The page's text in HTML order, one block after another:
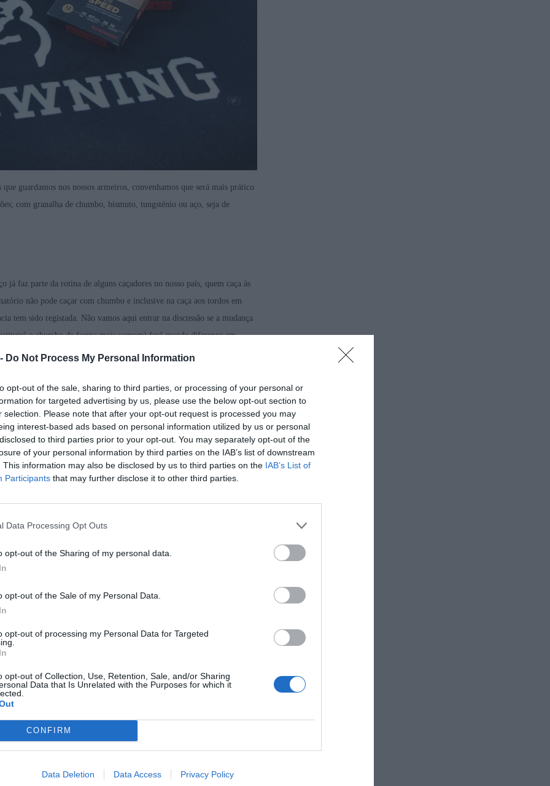
Do Not Process My Personal Information
opt-out of the sale, sharing to third parties, or processing of your personal or
for targeted advertising by us, please use the below opt-out section to
selection. Please note that after your opt-out request is processed you may
interest-based ads based on personal information utilized by us or personal
to third parties prior to your opt-out. You may separately opt-out of the
of your personal information by third parties on the IAB’s list of downstream
This information may also be disclosed by us to third parties on the IAB’s List of
Participants that may further disclose it to other third parties.
Data Processing Opt Outs
opt-out of the Sharing of my personal data.
opt-out of the Sale of my Personal Data.
opt-out of processing my Personal Data for Targeted
opt-out of Collection, Use, Retention, Sale, and/or Sharing
Data that Is Unrelated with the Purposes for which it
CONFIRM
Data Deletion Data Access Privacy Policy
guardamos nos nossos armeiros, convenhamos que será mais prático
com granalha de chumbo, bismuto, tungsténio ou aço, seja de
já faz parte da rotina de alguns caçadores no nosso país, quem caça às
não pode caçar com chumbo e inclusive na caça aos tordos em
tem sido registada. Não vamos aqui entrar na discussão se a mudança
o chumbo de forma mais comum) fará grande diferença em
ter de lidar com esta situação. Ainda não sabemos bem a que nível,
de ter em conta pelo menos mais um critério se pensarmos adquirir
aço sem restrições.
tempos uma maior oferta de munições alternativas no mercado e – esta
com valores para as cargas com aço muito próximo dos
Encontramos nas espingardas de caça em calibre 12 disponíveis no
olímpicas e de Fosso;
vocacionadas para a caça de aves aquáticas de grande porte
cada vez mais espingardas com câmara de 89 milímetros (3,5
do centro e norte do continente. Com uma espingarda Super
mais “poderosos” cartuchos carregados com aço.
mar plantado, a escolha de uma espingarda com câmara 12/76 será
podemos disparar 36 gramas, uma carga que permitirá cobrar com
de espécies cinegéticas. Por isso foi esta a nossa escolha.